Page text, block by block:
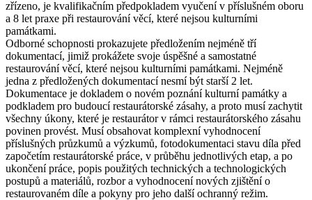
zřízeno, je kvalifikačním předpokladem vyučení v příslušném oboru
a 8 let praxe při restaurování věcí, které nejsou kulturními
památkami.
Odborné schopnosti prokazujete předložením nejméně tří
dokumentací, jimiž prokážete svoje úspěšné a samostatné
restaurování věcí, které nejsou kulturními památkami. Nejméně
jedna z předložených dokumentací nesmí být starší 2 let.
Dokumentace je dokladem o novém poznání kulturní památky a
podkladem pro budoucí restaurátorské zásahy, a proto musí zachytit
všechny úkony, které je restaurátor v rámci restaurátorského zásahu
povinen provést. Musí obsahovat komplexní vyhodnocení
příslušných průzkumů a výzkumů, fotodokumentaci stavu díla před
započetím restaurátorské práce, v průběhu jednotlivých etap, a po
ukončení práce, popis použitých technických a technologických
postupů a materiálů, rozbor a vyhodnocení nových zjištění o
restaurovaném díle a pokyny pro jeho další ochranný režim.